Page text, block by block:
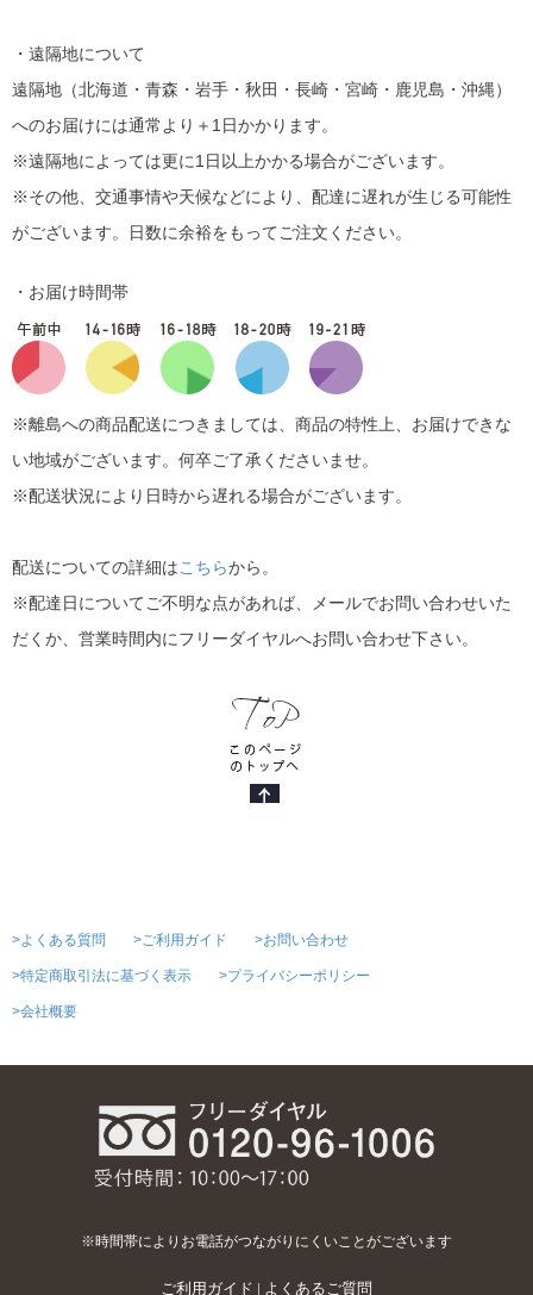
・遠隔地について
遠隔地（北海道・青森・岩手・秋田・長崎・宮崎・鹿児島・沖縄）
へのお届けには通常より＋1日かかります。
※遠隔地によっては更に1日以上かかる場合がございます。
※その他、交通事情や天候などにより、配達に遅れが生じる可能性
がございます。日数に余裕をもってご注文ください。
・お届け時間帯
※離島への商品配送につきましては、商品の特性上、お届けできな
い地域がございます。何卒ご了承くださいませ。
※配送状況により日時から遅れる場合がございます。
配送についての詳細はこちらから。
※配達日についてご不明な点があれば、メールでお問い合わせいた
だくか、営業時間内にフリーダイヤルへお問い合わせ下さい。
>よくある質問 >ご利用ガイド >お問い合わせ
>特定商取引法に基づく表示 >プライバシーポリシー
>会社概要
※時間帯によりお電話がつながりにくいことがございます
ご利用ガイド | よくあるご質問